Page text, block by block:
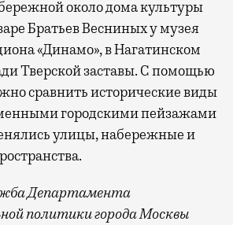
около дома культуры
Братьев Весниных у музея
«Динамо», в Нагатинском
Тверской заставы. С помощью
сравнить исторические виды
городскими пейзажами
улицы, набережные и
Департамента
политики города Москвы